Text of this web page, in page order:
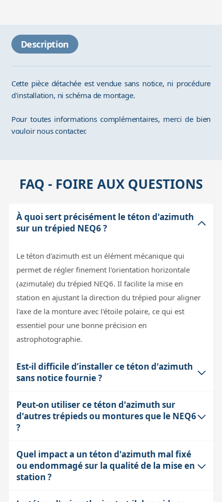
Description
Cette pièce détachée est vendue sans notice, ni procédure
d'installation, ni schéma de montage.
Pour toutes informations complémentaires, merci de bien
vouloir nous contacter.
FAQ - FOIRE AUX QUESTIONS
À quoi sert précisément le téton d'azimuth
sur un trépied NEQ6 ?
Le téton d'azimuth est un élément mécanique qui
permet de régler finement l'orientation horizontale
(azimutale) du trépied NEQ6. Il facilite la mise en
station en ajustant la direction du trépied pour aligner
l'axe de la monture avec l'étoile polaire, ce qui est
essentiel pour une bonne précision en
astrophotographie.
Est-il difficile d’installer ce téton d'azimuth
sans notice fournie ?
Sans notice, l'installation peut demander un peu de
patience et une certaine habitude du matériel Sky-
Watcher. Ce téton s'insère généralement dans un
vissage. Pour un montage précis, il est conseillé de
contacter le support technique ou consulter les forums
Peut-on utiliser ce téton d'azimuth sur
d'autres trépieds ou montures que le NEQ6
?
Ce téton est spécifiquement conçu pour le trépied
NEQ6 de Sky-Watcher, avec des dimensions et un pas
de vis adaptés. Son utilisation sur d'autres modèles ou
Quel impact a un téton d'azimuth mal fixé
ou endommagé sur la qualité de la mise en
station ?